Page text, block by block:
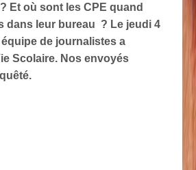
Et où sont les CPE quand
dans leur bureau ? Le jeudi 4
de journalistes a
Scolaire. Nos envoyés